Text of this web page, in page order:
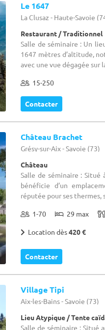
Le 1647
La Clusaz - Haute-Savoie
Restaurant / Traditionnel
Salle de séminaire : Un
1647 mètres d’altitude,
avec une vue dégagée sur
15-250
Contacter
Château Brachet
Grésy-sur-Aix - Savoie (73)
Château
Salle de séminaire : Situé
bénéficie d’un
réputée pour ses thermes,
1-70 29 max
Location dès420 €
Contacter
Village Tipi
Aix-les-Bains - Savoie (73)
Lieu Atypique / Tente
Salle de séminaire : Situé